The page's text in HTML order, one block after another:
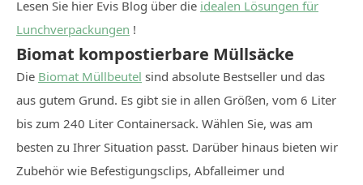
Lesen Sie hier Evis Blog über die idealen Lösungen für
Lunchverpackungen !
Biomat kompostierbare Müllsäcke
Die Biomat Müllbeutel sind absolute Bestseller und das
aus gutem Grund. Es gibt sie in allen Größen, vom 6 Liter
bis zum 240 Liter Containersack. Wählen Sie, was am
besten zu Ihrer Situation passt. Darüber hinaus bieten wir
Zubehör wie Befestigungsclips, Abfalleimer und